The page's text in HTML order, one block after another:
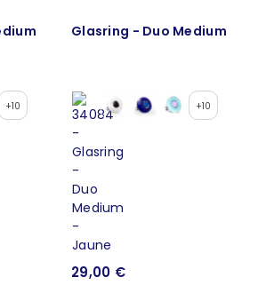
+10
Glasring - Duo Medium
+10
29,00 €